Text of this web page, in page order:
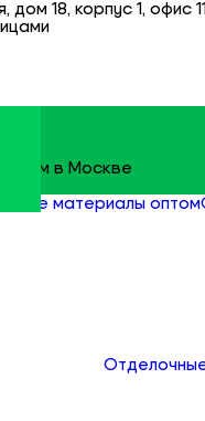
18, корпус 1, офис
в Москве
материалы оптом